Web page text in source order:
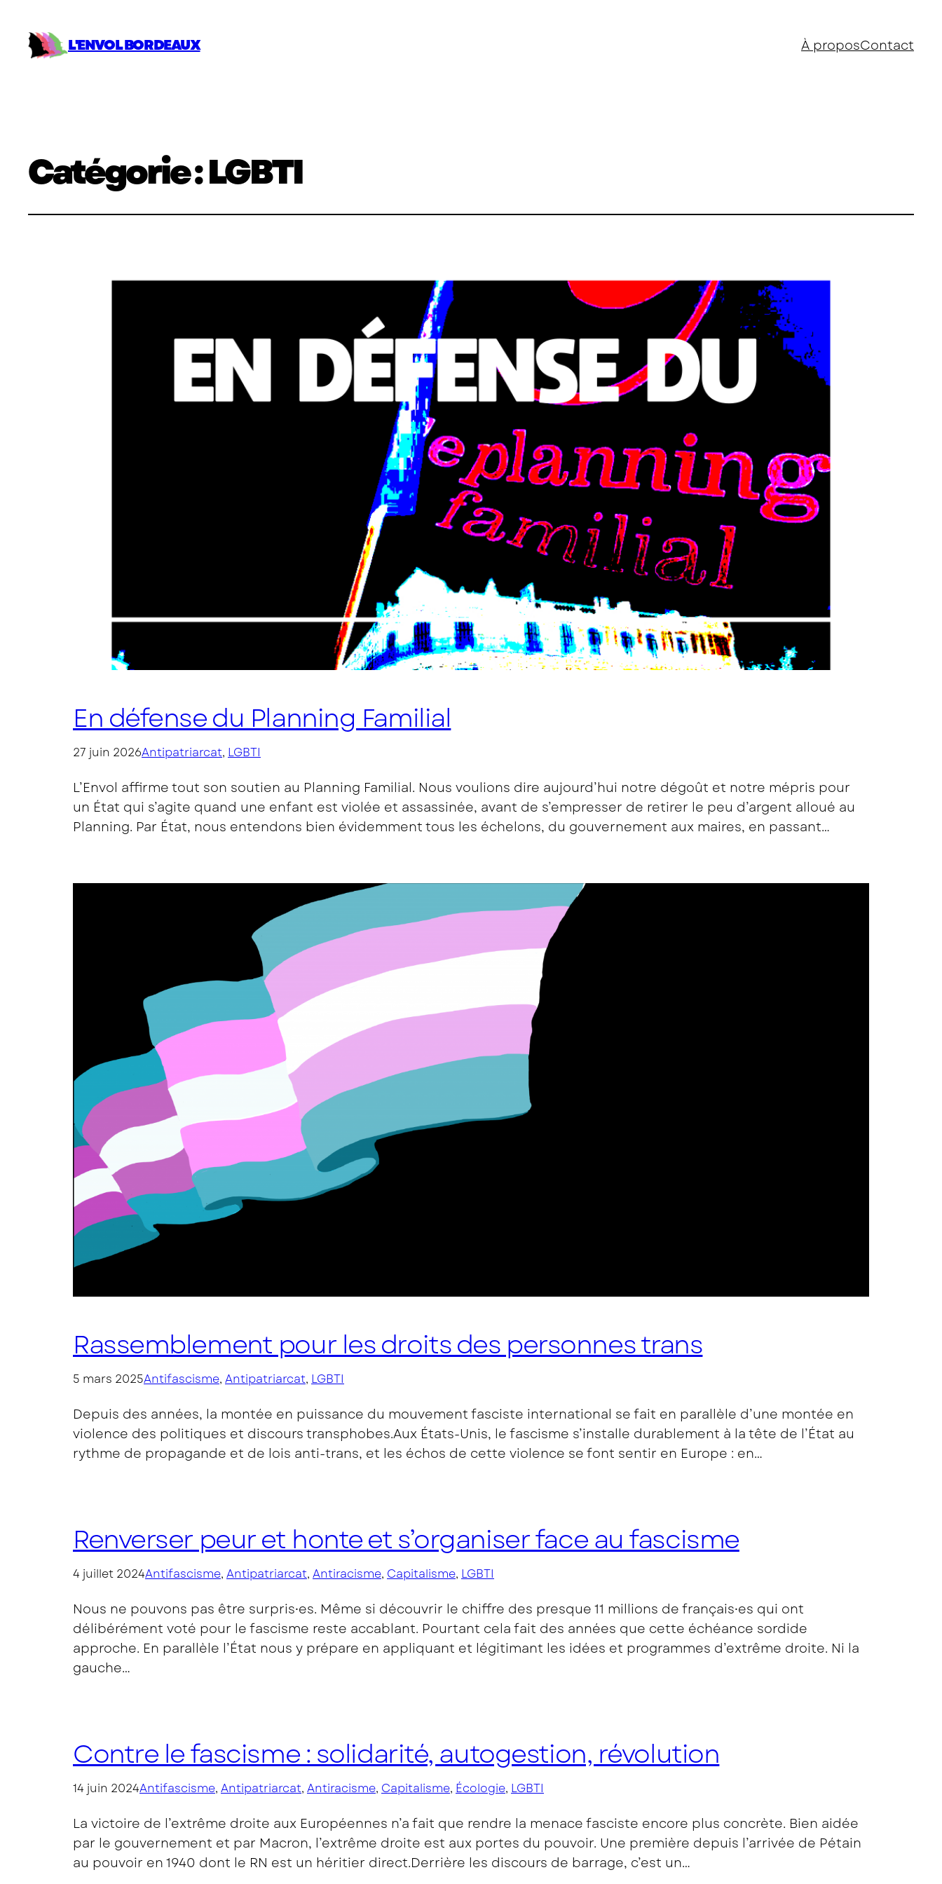
L'ENVOL BORDEAUX À proposContact
Catégorie :LGBTI
En défense du Planning Familial
27 juin 2026Antipatriarcat, LGBTI
L’Envol affirme tout son soutien au Planning Familial. Nous voulions dire aujourd’hui notre dégoût et notre mépris pour
un État qui s’agite quand une enfant est violée et assassinée, avant de s’empresser de retirer le peu d’argent alloué au
Planning. Par État, nous entendons bien évidemment tous les échelons, du gouvernement aux maires, en passant…
Rassemblement pour les droits des personnes trans
5 mars 2025Antifascisme, Antipatriarcat, LGBTI
Depuis des années, la montée en puissance du mouvement fasciste international se fait en parallèle d’une montée en
violence des politiques et discours transphobes.Aux États-Unis, le fascisme s’installe durablement à la tête de l’État au
rythme de propagande et de lois anti-trans, et les échos de cette violence se font sentir en Europe : en…
Renverser peur et honte et s’organiser face au fascisme
4 juillet 2024Antifascisme, Antipatriarcat, Antiracisme, Capitalisme, LGBTI
Nous ne pouvons pas être surpris⸱es. Même si découvrir le chiffre des presque 11 millions de français⸱es qui ont
délibérément voté pour le fascisme reste accablant. Pourtant cela fait des années que cette échéance sordide
approche. En parallèle l’État nous y prépare en appliquant et légitimant les idées et programmes d’extrême droite. Ni la
gauche…
Contre le fascisme : solidarité, autogestion, révolution
14 juin 2024Antifascisme, Antipatriarcat, Antiracisme, Capitalisme, Écologie, LGBTI
La victoire de l’extrême droite aux Européennes n’a fait que rendre la menace fasciste encore plus concrète. Bien aidée
par le gouvernement et par Macron, l’extrême droite est aux portes du pouvoir. Une première depuis l’arrivée de Pétain
au pouvoir en 1940 dont le RN est un héritier direct.Derrière les discours de barrage, c’est un…